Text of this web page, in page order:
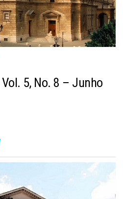
5, No. 8 – Junho